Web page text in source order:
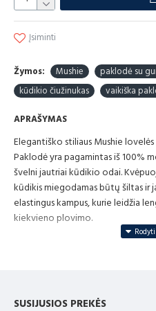
Įsiminti
Žymos: Mushie paklodė su
kūdikio čiužinukas
vaikiška
APRAŠYMAS
Elegantiško stiliaus Mushie
Paklodė yra pagamintas iš 100%
švelni jautriai kūdikio odai.
kūdikis miegodamas būtų šiltas ir
elastingus kampus, kurie leidžia
kiekvieno plovimo.
Kvėpuojantis, kad neperkaistų
SUSIJUSIOS PREKĖS